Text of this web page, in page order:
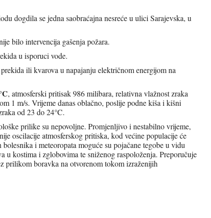
dogdila se jedna saobraćajna nesreće u ulici Sarajevska, u
bilo intervencija gašenja požara.
u isporuci vode.
ili kvarova u napajanju električnom energijom na
, atmosferski pritisak 986 milibara, relativna vlažnost zraka
1 m/s. Vrijeme danas oblačno, poslije podne kiša i kišni
od 23 do 24°C.
prilike su nepovoljne. Promjenljivo i nestabilno vrijeme,
oscilacije atmosferskog pritiska, kod većine populacije će
i meteoropata moguće su pojačane tegobe u vidu
u kostima i zglobovima te sniženog raspoloženja. Preporučuje
prilikom boravka na otvorenom tokom izraženijih